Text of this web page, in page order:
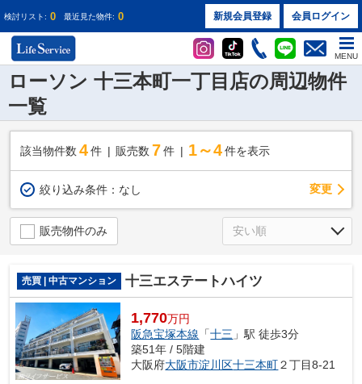
検討リスト: 0 最近見た物件: 0 新規会員登録 会員ログイン
MENU
ローソン 十三本町一丁目店の周辺物件
一覧
該当物件数 4件 販売数 7 件 1～4 件を表示
絞り込み条件： なし 変更
販売物件のみ
売買 | 中古マンション 十三エステートハイツ
1,770万円
阪急宝塚本線 「十三 」駅 徒歩3分
築51年 / 5階建
大阪府大阪市淀川区十三本町２丁目8-21